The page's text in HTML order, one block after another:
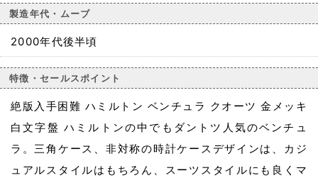
製造年代・ムーブ
2000年代後半頃
特徴・セールスポイント
絶版入手困難 ハミルトン ベンチュラ クオーツ 金メッキ
白文字盤 ハミルトンの中でもダントツ人気のベンチュ
ラ。三角ケース、非対称の時計ケースデザインは、カジ
ュアルスタイルはもちろん、スーツスタイルにも良くマ